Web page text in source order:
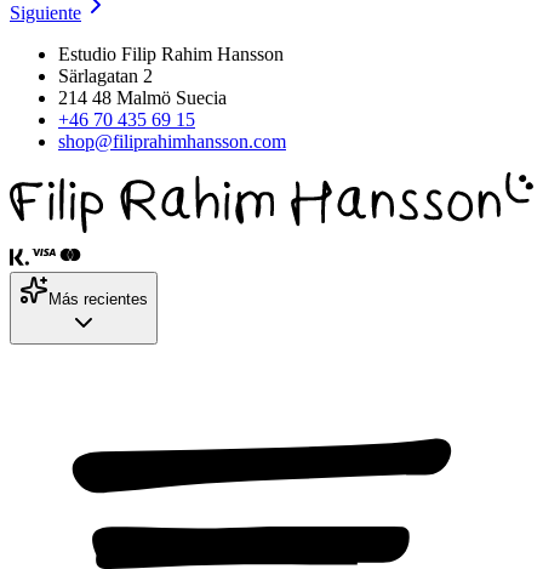
Siguiente
Estudio Filip Rahim Hansson
Särlagatan 2
214 48 Malmö Suecia
+46 70 435 69 15
shop@filiprahimhansson.com
Más recientes